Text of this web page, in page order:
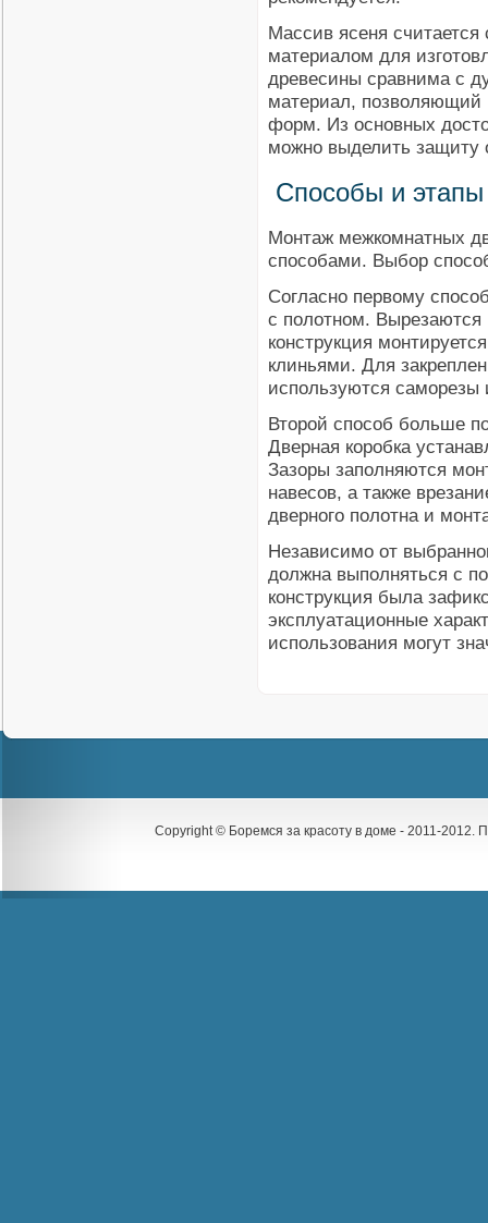
Массив ясеня
материалом для
древесины сравнима с
материал, позволяющий
форм. Из основных
можно выделить защиту
Способы и этапы
Монтаж межкомнатных
способами. Выбор
Согласно первому
с полотном. Вырезаются
конструкция
клиньями. Для
используются
Второй способ больше
Дверная коробка
Зазоры заполняются
навесов, а также
дверного полотна и
Независимо от
должна выполняться с
конструкция была
эксплуатационные
использования могут
Copyright © Боремся за красоту в доме - 2011-2012.